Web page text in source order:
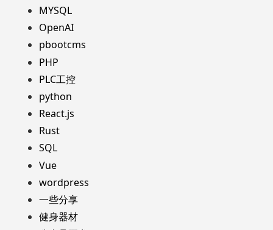
MYSQL
OpenAI
pbootcms
PHP
PLC工控
python
React.js
Rust
SQL
Vue
wordpress
一些分享
健身器材